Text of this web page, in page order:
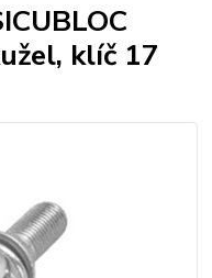
klíč 17